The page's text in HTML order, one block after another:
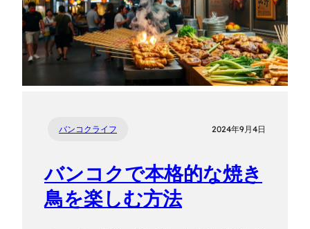
バンコクライフ 2024年9月4日
バンコクで本格的な焼き
鳥を楽しむ方法